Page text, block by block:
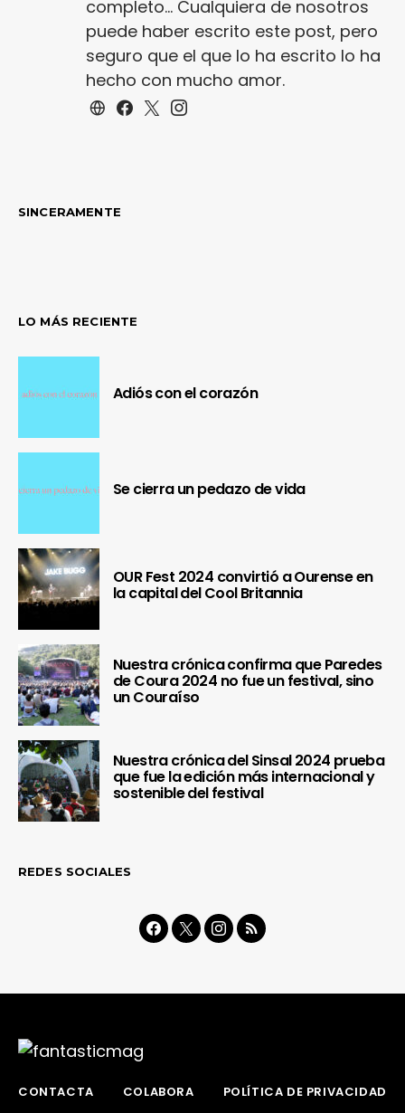
completo... Cualquiera de nosotros
puede haber escrito este post, pero
seguro que el que lo ha escrito lo ha
hecho con mucho amor.
SINCERAMENTE
LO MÁS RECIENTE
Adiós con el corazón
Se cierra un pedazo de vida
OUR Fest 2024 convirtió a Ourense en
la capital del Cool Britannia
Nuestra crónica confirma que Paredes
de Coura 2024 no fue un festival, sino
un Couraíso
Nuestra crónica del Sinsal 2024 prueba
que fue la edición más internacional y
sostenible del festival
REDES SOCIALES
CONTACTA COLABORA POLÍTICA DE PRIVACIDAD